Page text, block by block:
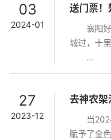
送门票！
襄阳好
城过，十
...
03
2024-01
去神农架
当2024
赋予了
27
2023-12